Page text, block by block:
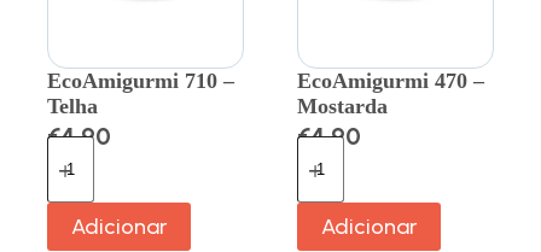
EcoAmigurmi 710 –
Telha
€4.90
Adicionar
EcoAmigurmi 470 –
Mostarda
€4.90
Adicionar